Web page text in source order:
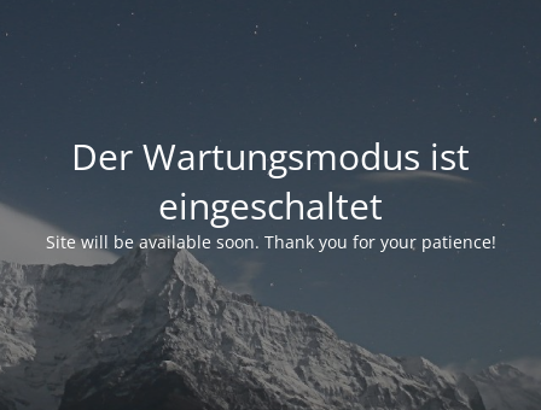
Der Wartungsmodus ist
eingeschaltet
Site will be available soon. Thank you for your patience!